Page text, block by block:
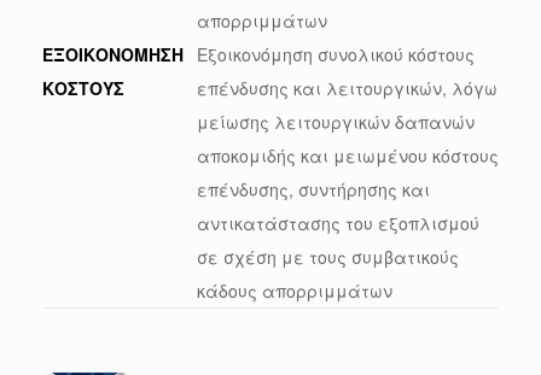
απορριμμάτων
ΕΞΟΙΚΟΝΟΜΗΣΗ
ΚΟΣΤΟΥΣ
Εξοικονόμηση συνολικού κόστους
επένδυσης και λειτουργικών, λόγω
μείωσης λειτουργικών δαπανών
αποκομιδής και μειωμένου κόστους
επένδυσης, συντήρησης και
αντικατάστασης του εξοπλισμού
σε σχέση με τους συμβατικούς
κάδους απορριμμάτων